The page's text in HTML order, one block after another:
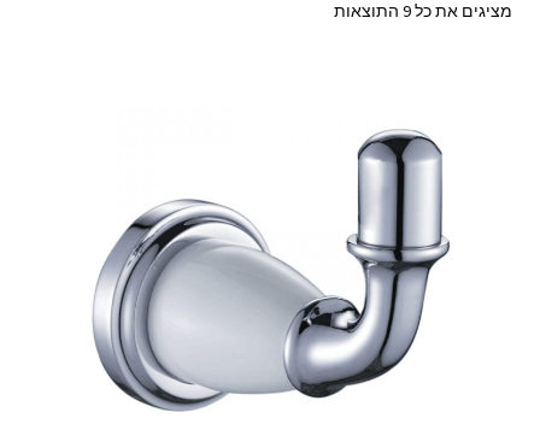
מציגים את כל ⁦9⁩ התוצאות
ממוין